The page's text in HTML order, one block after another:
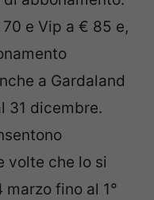
e Vip a € 85 e,
a Gardaland
31 dicembre.
volte che lo si
fino al 1°